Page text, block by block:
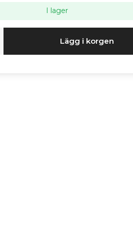
I lager
Lägg i korgen